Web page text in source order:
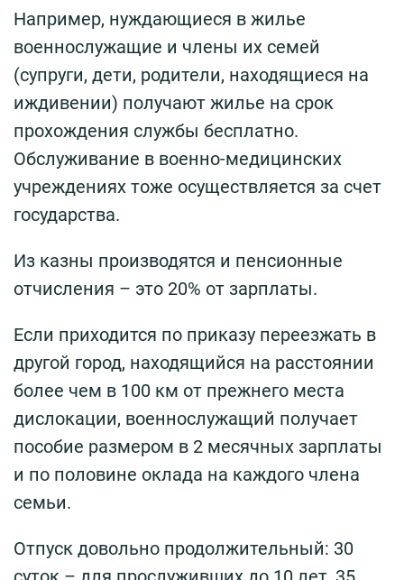
Например, нуждающиеся в жилье
военнослужащие и члены их семей
(супруги, дети, родители, находящиеся на
иждивении) получают жилье на срок
прохождения службы бесплатно.
Обслуживание в военно-медицинских
учреждениях тоже осуществляется за счет
государства.
Из казны производятся и пенсионные
отчисления – это 20% от зарплаты.
Если приходится по приказу переезжать в
другой город, находящийся на расстоянии
более чем в 100 км от прежнего места
дислокации, военнослужащий получает
пособие размером в 2 месячных зарплаты
и по половине оклада на каждого члена
семьи.
Отпуск довольно продолжительный: 30